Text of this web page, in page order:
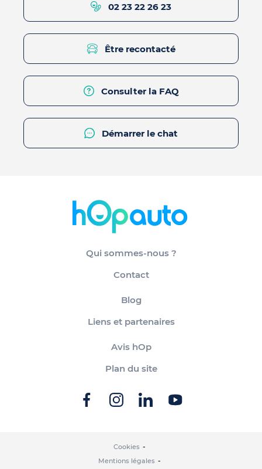
02 23 22 26 23
Être recontacté
Consulter la FAQ
Démarrer le chat
Qui sommes-nous ?
Contact
Blog
Liens et partenaires
Avis hOp
Plan du site
Cookies
Mentions légales